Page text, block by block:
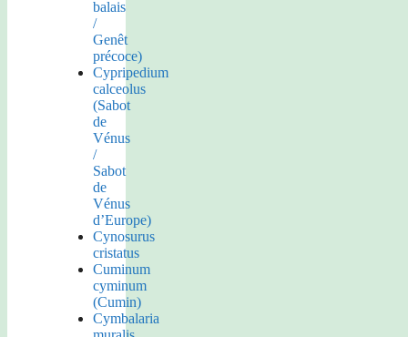
balais
/
Genêt
précoce)
Cypripedium
calceolus
(Sabot
de
Vénus
/
Sabot
de
Vénus
d’Europe)
Cynosurus
cristatus
Cuminum
cyminum
(Cumin)
Cymbalaria